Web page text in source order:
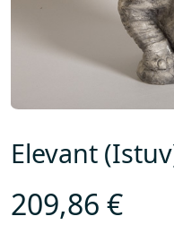
Elevant
209,86 €